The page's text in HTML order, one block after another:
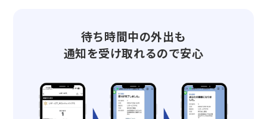
待ち時間中の外出も
通知を受け取れるので安心